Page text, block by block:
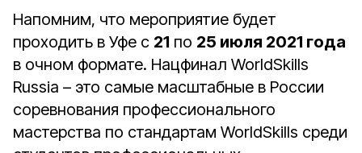
Напомним, что мероприятие будет
проходить в Уфе с 21 по 25 июля 2021 года
в очном формате. Нацфинал WorldSkills
Russia – это самые масштабные в России
соревнования профессионального
мастерства по стандартам WorldSkills среди